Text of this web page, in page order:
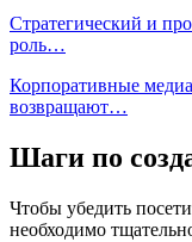
Стратегический и
роль…
Корпоративные
возвращают…
Шаги по
Чтобы убедить
необходимо